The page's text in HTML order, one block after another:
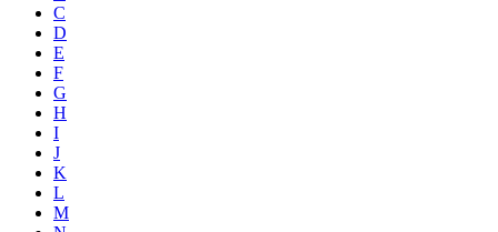
C
D
E
F
G
H
I
J
K
L
M